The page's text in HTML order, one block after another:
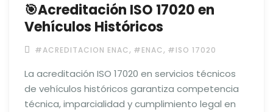
🎯Acreditación ISO 17020 en
Vehículos Históricos
#ACREDITACION ENAC, #ENAC, #ISO 17020
La acreditación ISO 17020 en servicios técnicos
de vehículos históricos garantiza competencia
técnica, imparcialidad y cumplimiento legal en